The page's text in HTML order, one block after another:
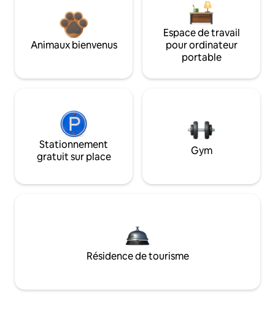
Animaux bienvenus
Espace de travail
pour ordinateur
portable
Stationnement
gratuit sur place
Gym
Résidence de tourisme